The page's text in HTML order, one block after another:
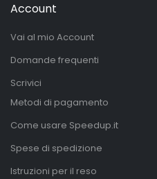
Account
Vai al mio Account
Domande frequenti
Scrivici
Metodi di pagamento
Come usare Speedup.it
Spese di spedizione
Istruzioni per il reso